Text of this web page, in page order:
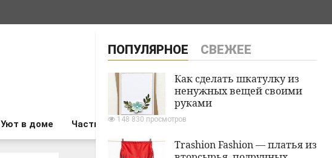
Уют в доме Частный дом
ПОПУЛЯРНОЕ СВЕЖЕЕ
Как сделать шкатулку из
ненужных вещей своими
руками
148 830 просмотров
Trashion Fashion — платья из